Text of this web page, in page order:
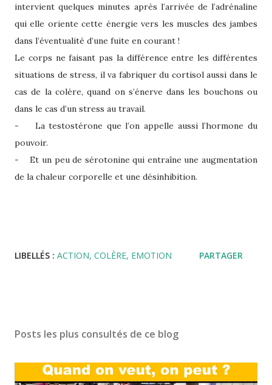
intervient quelques minutes après l’arrivée de l’adrénaline
qui elle oriente cette énergie vers les muscles des jambes
dans l’éventualité d’une fuite en courant !
Le corps ne faisant pas la différence entre les différentes
situations de stress, il va fabriquer du cortisol aussi dans le
cas de la colère, quand on s’énerve dans les bouchons ou
dans le cas d’un stress au travail.
- La testostérone que l’on appelle aussi l’hormone du
pouvoir.
- Et un peu de sérotonine qui entraîne une augmentation
de la chaleur corporelle et une désinhibition.
LIBELLÉS : ACTION COLÈRE EMOTION PARTAGER
Posts les plus consultés de ce blog